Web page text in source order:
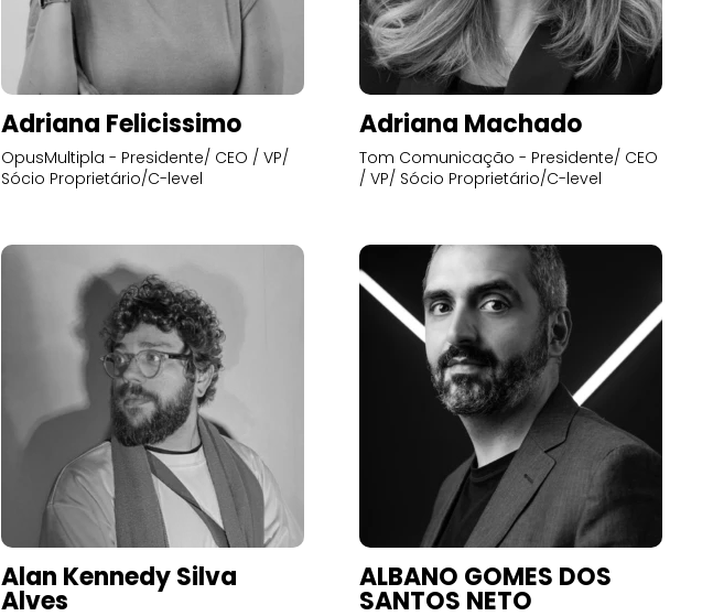
Adriana Felicissimo
OpusMultipla - Presidente/ CEO / VP/
Sócio Proprietário/C-level
Adriana Machado
Tom Comunicação - Presidente/ CEO
/ VP/ Sócio Proprietário/C-level
Alan Kennedy Silva
Alves
ALBANO GOMES DOS
SANTOS NETO